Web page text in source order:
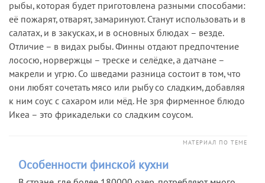
рыбы, которая будет приготовлена разными способами:
её пожарят, отварят, замаринуют. Станут использовать и в
салатах, и в закусках, и в основных блюдах – везде.
Отличие – в видах рыбы. Финны отдают предпочтение
лососю, норвержцы – треске и селёдке, а датчане –
макрели и угрю. Со шведами разница состоит в том, что
они любят сочетать мясо или рыбу со сладким, добавляя
к ним соус с сахаром или мёд. Не зря фирменное блюдо
Икеа – это фрикадельки со сладким соусом.
МАТЕРИАЛ ПО ТЕМЕ
Особенности финской кухни